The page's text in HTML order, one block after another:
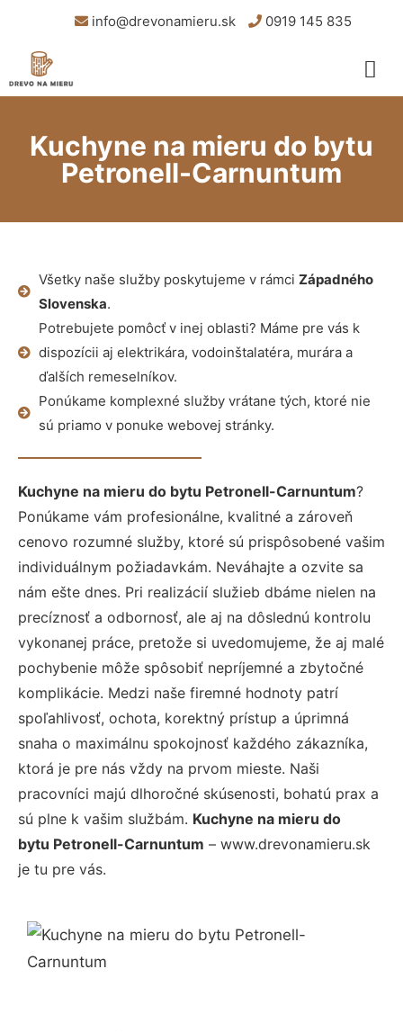
info@drevonamieru.sk 0919 145 835
Kuchyne na mieru do bytu
Petronell-Carnuntum
Všetky naše služby poskytujeme v rámci Západného
Slovenska.
Potrebujete pomôcť v inej oblasti? Máme pre vás k
dispozícii aj elektrikára, vodoinštalatéra, murára a
ďalších remeselníkov.
Ponúkame komplexné služby vrátane tých, ktoré nie
sú priamo v ponuke webovej stránky.
Kuchyne na mieru do bytu Petronell-Carnuntum?
Ponúkame vám profesionálne, kvalitné a zároveň
cenovo rozumné služby, ktoré sú prispôsobené vašim
individuálnym požiadavkám. Neváhajte a ozvite sa
nám ešte dnes. Pri realizácií služieb dbáme nielen na
precíznosť a odbornosť, ale aj na dôslednú kontrolu
vykonanej práce, pretože si uvedomujeme, že aj malé
pochybenie môže spôsobiť nepríjemné a zbytočné
komplikácie. Medzi naše firemné hodnoty patrí
spoľahlivosť, ochota, korektný prístup a úprimná
snaha o maximálnu spokojnosť každého zákazníka,
ktorá je pre nás vždy na prvom mieste. Naši
pracovníci majú dlhoročné skúsenosti, bohatú prax a
sú plne k vašim službám. Kuchyne na mieru do
bytu Petronell-Carnuntum – www.drevonamieru.sk
je tu pre vás.